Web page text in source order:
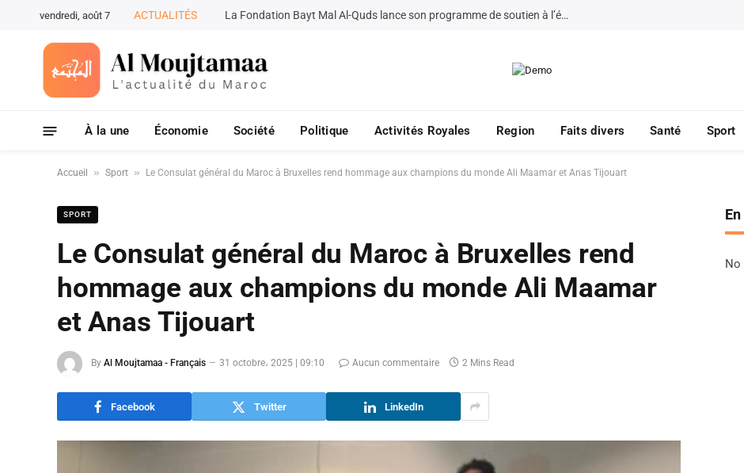
vendredi, août 7 ACTUALITÉS La Fondation Bayt Mal Al-Quds lance son programme de soutien à l’éducation à Jérusalem pour 2026
À la une Économie Société Politique Activités Royales Region Faits divers Santé Sport
Accueil » Sport » Le Consulat général du Maroc à Bruxelles rend hommage aux champions du monde Ali Maamar et Anas Tijouart
SPORT
Le Consulat général du Maroc à Bruxelles rend
hommage aux champions du monde Ali Maamar
et Anas Tijouart
By Al Moujtamaa - Français 31 octobre، 2025 | 09:10 Aucun commentaire 2 Mins Read
Facebook Twitter LinkedIn
No